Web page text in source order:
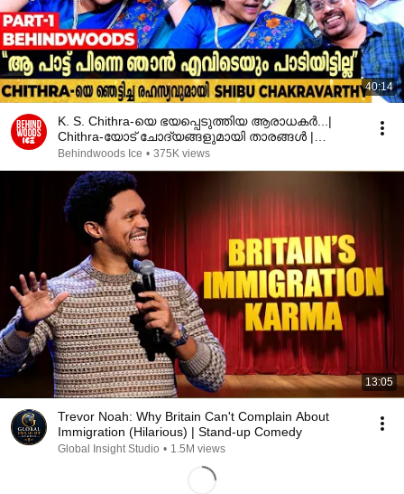
40:14
K. S. Chithra-യെ ഭയപ്പെടുത്തിയ ആരാധകർ...|
Chithra-യോട് ചോദ്യങ്ങളുമായി താരങ്ങൾ |
Interview| Part 1
Behindwoods Ice • 375K views
13:05
Trevor Noah: Why Britain Can't Complain About
Immigration (Hilarious) | Stand-up Comedy
Global Insight Studio • 1.5M views